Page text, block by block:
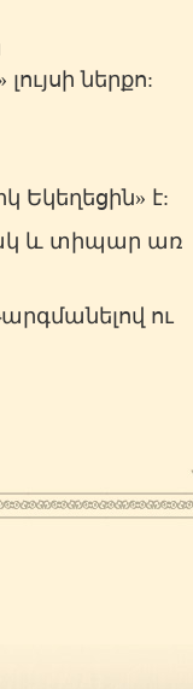
ներքո:
է:
և տիպար առ
ու